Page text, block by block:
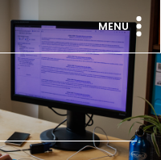
MENU